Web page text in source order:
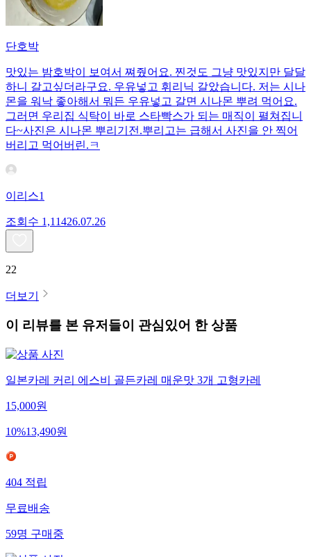
단호박
맛있는 밤호박이 보여서 쪄줬어요. 찐것도 그냥 맛있지만 달달
하니 갈고싶더라구요. 우유넣고 휘리닉 갈았습니다. 저는 시나
몬을 워낙 좋아해서 뭐든 우유넣고 갈면 시나몬 뿌려 먹어요.
그러면 우리집 식탁이 바로 스타빡스가 되는 매직이 펼쳐집니
다~사진은 시나몬 뿌리기전.뿌리고는 급해서 사진을 안 찍어
버리고 먹어버린.ㅋ
이리스1
조회수 1,11426.07.26
22
더보기
이 리뷰를 본 유저들이 관심있어 한 상품
일본카레 커리 에스비 골든카레 매운맛 3개 고형카레
15,000원
10%13,490원
404 적립
무료배송
59명 구매중